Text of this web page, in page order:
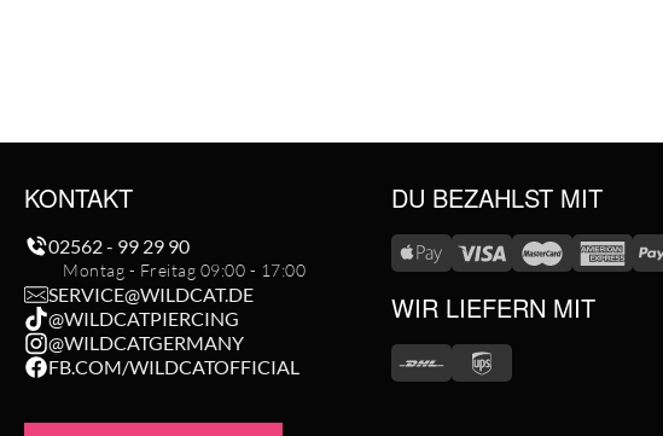
KONTAKT
02562 - 99 29 90
Montag - Freitag 09:00 - 17:00
SERVICE@WILDCAT.DE
@WILDCATPIERCING
@WILDCATGERMANY
FB.COM/WILDCATOFFICIAL
DU BEZAHLST MIT
WIR LIEFERN MIT